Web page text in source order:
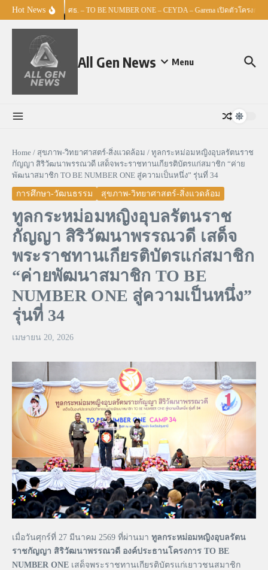
Skip to content
Hot News ศธ. – TO BE NUMBER ONE – CEYDA – Garena เปิดตัวโครงกา
All Gen News Menu
Home / สุขภาพ-วิทยาศาสตร์-สิ่งแวดล้อม / ทูลกระหม่อมหญิงอุบลรัตนราช
กัญญา สิริวัฒนาพรรณวดี เสด็จพระราชทานเกียรติบัตรแก่สมาชิก “ค่าย
พัฒนาสมาชิก TO BE NUMBER ONE สู่ความเป็นหนึ่ง” รุ่นที่ 34
การศึกษา-วัฒนธรรม สุขภาพ-วิทยาศาสตร์-สิ่งแวดล้อม
ทูลกระหม่อมหญิงอุบลรัตนราช
กัญญา สิริวัฒนาพรรณวดี เสด็จ
พระราชทานเกียรติบัตรแก่สมาชิก
“ค่ายพัฒนาสมาชิก TO BE
NUMBER ONE สู่ความเป็นหนึ่ง”
รุ่นที่ 34
เมษายน 20, 2026
เมื่อวันศุกร์ที่ 27 มีนาคม 2569 ที่ผ่านมา ทูลกระหม่อมหญิงอุบลรัตน
ราชกัญญา สิริวัฒนาพรรณวดี องค์ประธานโครงการ TO BE
NUMBER ONE เสด็จพระราชทานเกียรติบัตรแก่เยาวชนสมาชิก